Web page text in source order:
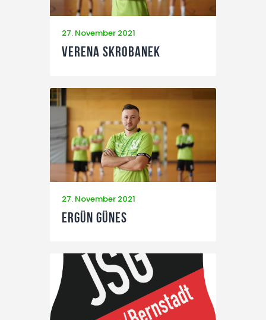
27. November 2021
Verena Skrobanek
27. November 2021
Ergün Günes